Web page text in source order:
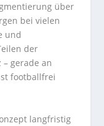
über
bei vielen
und
der
– gerade an
footballfrei
langfristig